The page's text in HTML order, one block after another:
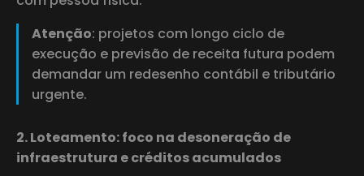
Atenção: projetos com longo ciclo de
execução e previsão de receita futura podem
demandar um redesenho contábil e tributário
urgente.
2. Loteamento: foco na desoneração de
infraestrutura e créditos acumulados